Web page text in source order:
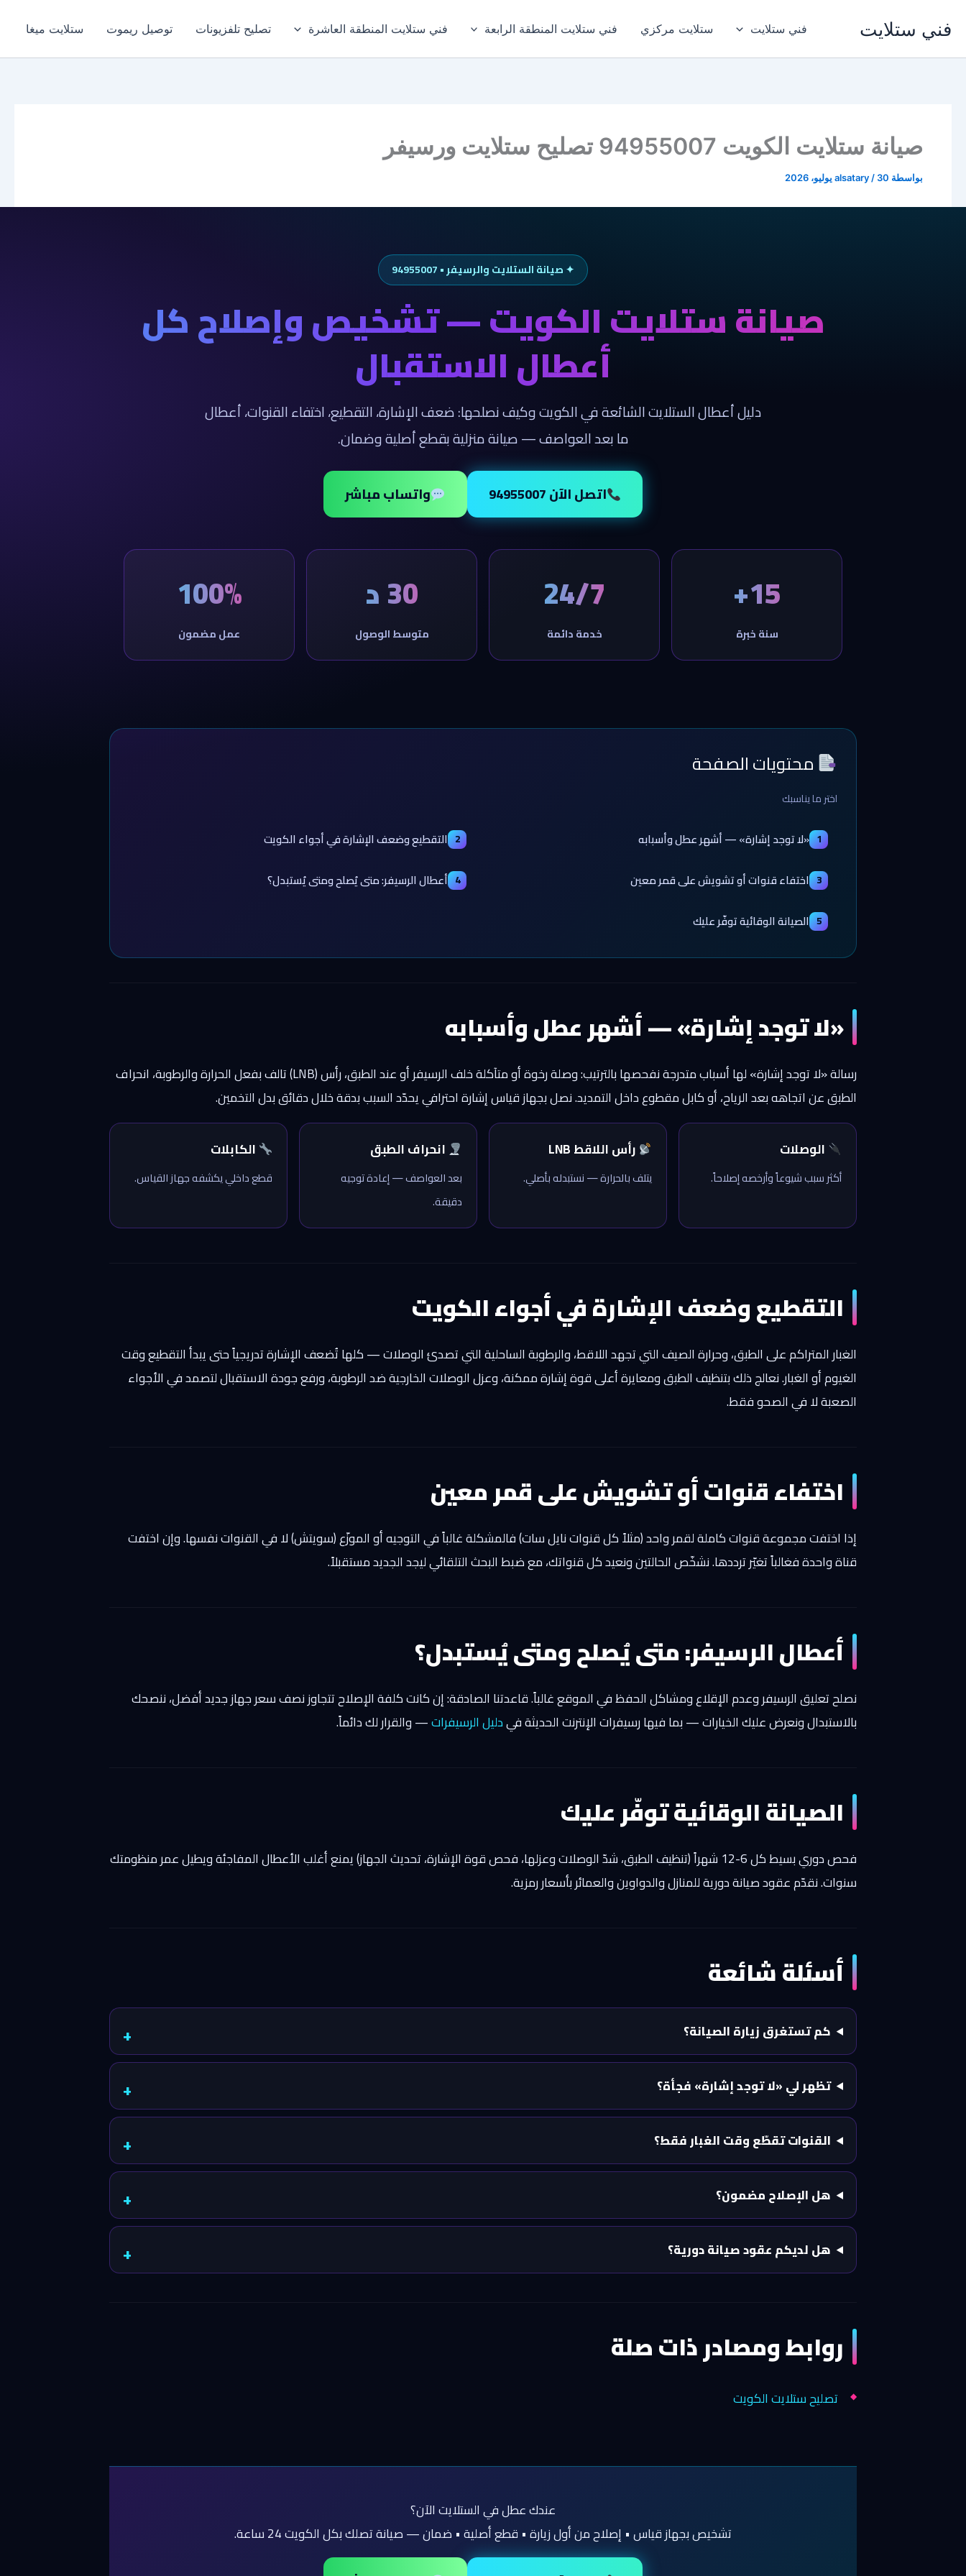
فني ستلايت فني ستلايت ستلايت مركزي فني ستلايت المنطقة الرابعة فني ستلايت المنطقة العاشرة تصليح تلفزيونات توصيل ريموت ستلايت ميغا
صيانة ستلايت الكويت 94955007 تصليح ستلايت ورسيفر
بواسطة alsatary / 30 يوليو، 2026
✦ صيانة الستلايت والرسيفر • 94955007
صيانة ستلايت الكويت — تشخيص وإصلاح كل
أعطال الاستقبال
دليل أعطال الستلايت الشائعة في الكويت وكيف نصلحها: ضعف الإشارة، التقطيع، اختفاء القنوات، أعطال
ما بعد العواصف — صيانة منزلية بقطع أصلية وضمان.
اتصل الآن 94955007 واتساب مباشر
15+
سنة خبرة
24/7
خدمة دائمة
30 د
متوسط الوصول
100%
عمل مضمون
محتويات الصفحة
اختر ما يناسبك
1 «لا توجد إشارة» — أشهر عطل وأسبابه 2 التقطيع وضعف الإشارة في أجواء الكويت
3 اختفاء قنوات أو تشويش على قمر معين 4 أعطال الرسيفر: متى يُصلح ومتى يُستبدل؟
5 الصيانة الوقائية توفّر عليك
«لا توجد إشارة» — أشهر عطل وأسبابه
رسالة «لا توجد إشارة» لها أسباب متدرجة نفحصها بالترتيب: وصلة رخوة أو متآكلة خلف الرسيفر أو عند الطبق، رأس (LNB) تالف بفعل الحرارة والرطوبة، انحراف
الطبق عن اتجاهه بعد الرياح، أو كابل مقطوع داخل التمديد. نصل بجهاز قياس إشارة احترافي يحدّد السبب بدقة خلال دقائق بدل التخمين.
الوصلات
أكثر سبب شيوعاً وأرخصه إصلاحاً.
رأس اللاقط LNB
يتلف بالحرارة — نستبدله بأصلي.
انحراف الطبق
بعد العواصف — إعادة توجيه
دقيقة.
الكابلات
قطع داخلي يكشفه جهاز القياس.
التقطيع وضعف الإشارة في أجواء الكويت
الغبار المتراكم على الطبق، وحرارة الصيف التي تجهد اللاقط، والرطوبة الساحلية التي تصدئ الوصلات — كلها تُضعف الإشارة تدريجياً حتى يبدأ التقطيع وقت
الغيوم أو الغبار. نعالج ذلك بتنظيف الطبق ومعايرة أعلى قوة إشارة ممكنة، وعزل الوصلات الخارجية ضد الرطوبة، ورفع جودة الاستقبال لتصمد في الأجواء
الصعبة لا في الصحو فقط.
اختفاء قنوات أو تشويش على قمر معين
إذا اختفت مجموعة قنوات كاملة لقمر واحد (مثلاً كل قنوات نايل سات) فالمشكلة غالباً في التوجيه أو الموزّع (سويتش) لا في القنوات نفسها. وإن اختفت
قناة واحدة فغالباً تغيّر ترددها. نشخّص الحالتين ونعيد كل قنواتك، مع ضبط البحث التلقائي ليجد الجديد مستقبلاً.
أعطال الرسيفر: متى يُصلح ومتى يُستبدل؟
نصلح تعليق الرسيفر وعدم الإقلاع ومشاكل الحفظ في الموقع غالباً. قاعدتنا الصادقة: إن كانت كلفة الإصلاح تتجاوز نصف سعر جهاز جديد أفضل، ننصحك
بالاستبدال ونعرض عليك الخيارات — بما فيها رسيفرات الإنترنت الحديثة فيدليل الرسيفرات— والقرار لك دائماً.
الصيانة الوقائية توفّر عليك
فحص دوري بسيط كل 6-12 شهراً (تنظيف الطبق، شدّ الوصلات وعزلها، فحص قوة الإشارة، تحديث الجهاز) يمنع أغلب الأعطال المفاجئة ويطيل عمر منظومتك
سنوات. نقدّم عقود صيانة دورية للمنازل والدواوين والعمائر بأسعار رمزية.
أسئلة شائعة
كم تستغرق زيارة الصيانة؟
تظهر لي «لا توجد إشارة» فجأة؟
القنوات تقطّع وقت الغبار فقط؟
هل الإصلاح مضمون؟
هل لديكم عقود صيانة دورية؟
روابط ومصادر ذات صلة
تصليح ستلايت الكويت
عندك عطل في الستلايت الآن؟
تشخيص بجهاز قياس • إصلاح من أول زيارة • قطع أصلية • ضمان — صيانة تصلك بكل الكويت 24 ساعة.